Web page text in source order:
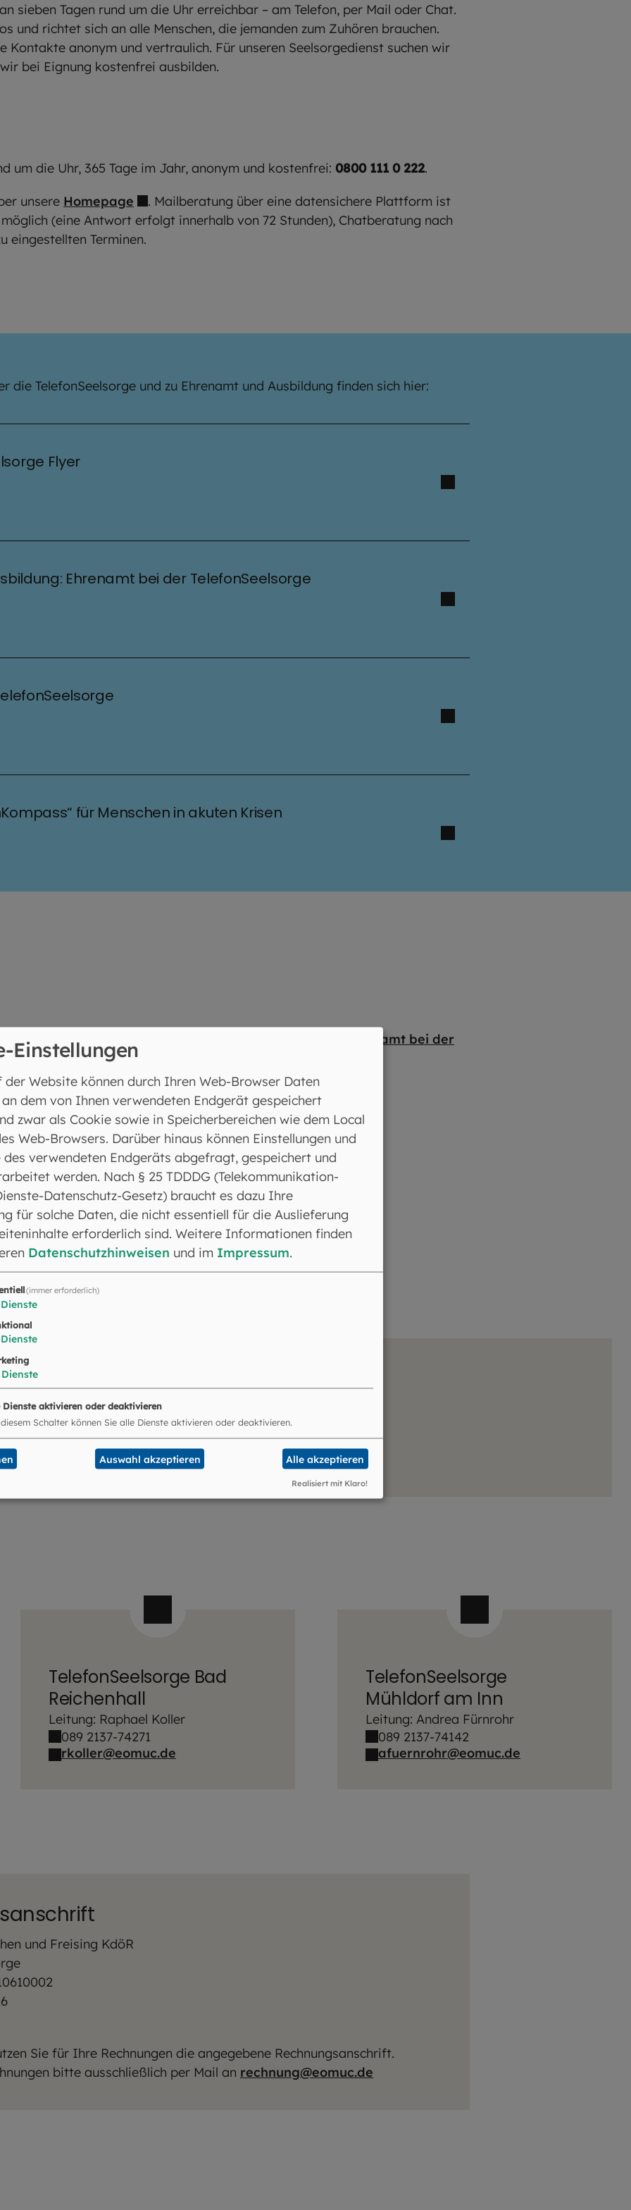
sieben Tagen rund um die Uhr erreichbar – am Telefon, per Mail oder Chat.
und richtet sich an alle Menschen, die jemanden zum Zuhören brauchen.
Kontakte anonym und vertraulich. Für unseren Seelsorgedienst suchen wir
bei Eignung kostenfrei ausbilden.
um die Uhr, 365 Tage im Jahr, anonym und kostenfrei: 0800 111 0 222.
unsere Homepage
. Mailberatung über eine datensichere Plattform ist
(eine Antwort erfolgt innerhalb von 72 Stunden), Chatberatung nach
eingestellten Terminen.
die TelefonSeelsorge und zu Ehrenamt und Ausbildung finden sich hier:
Flyer
Ehrenamt bei der TelefonSeelsorge
für Menschen in akuten Krisen
und Infoabende veröffentlichen wir auf unserer Seite „
Ehrenamt bei der
Kontakte (für
München und Freising
TelefonSeelsorge Bad
Reichenhall
Leitung: Raphael Koller
089 2137-74271
rkoller@eomuc.de
TelefonSeelsorge
Mühldorf am Inn
Leitung: Andrea Fürnrohr
089 2137-74142
afuernrohr@eomuc.de
und Freising KdöR
Sie für Ihre Rechnungen die angegebene Rechnungsanschrift.
bitte ausschließlich per Mail an rechnung@eomuc.de
Einstellungen
Website können durch Ihren Web-Browser Daten
dem von Ihnen verwendeten Endgerät gespeichert
zwar als Cookie sowie in Speicherbereichen wie dem Local
Web-Browsers. Darüber hinaus können Einstellungen und
des verwendeten Endgeräts abgefragt, gespeichert und
werden. Nach § 25 TDDDG (Telekommunikation-
Datenschutz-Gesetz) braucht es dazu Ihre
für solche Daten, die nicht essentiell für die Auslieferung
erforderlich sind. Weitere Informationen finden
Datenschutzhinweisen und im Impressum.
(immer erforderlich)
Dienste
Dienste
Dienste
Dienste aktivieren oder deaktivieren
Schalter können Sie alle Dienste aktivieren oder deaktivieren.
Auswahl akzeptieren Alle akzeptieren
Realisiert mit Klaro!